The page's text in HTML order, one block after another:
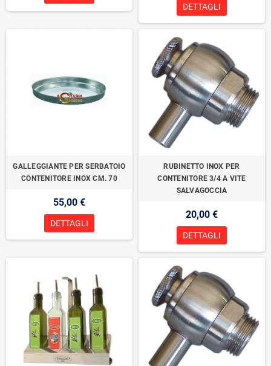
DETTAGLI
GALLEGGIANTE PER SERBATOIO
CONTENITORE INOX CM. 70
55,00 €
DETTAGLI
RUBINETTO INOX PER
CONTENITORE 3/4 A VITE
SALVAGOCCIA
20,00 €
DETTAGLI